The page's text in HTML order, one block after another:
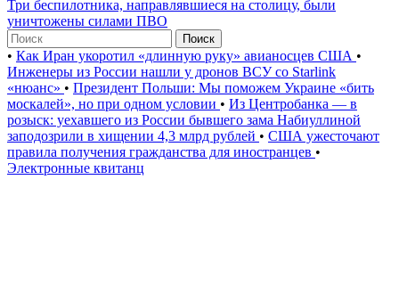
Три беспилотника, направлявшиеся на столицу, были
уничтожены силами ПВО
Поиск
• Как Иран укоротил «длинную руку» авианосцев США •
Инженеры из России нашли у дронов ВСУ со Starlink
«нюанс» • Президент Польши: Мы поможем Украине «бить
москалей», но при одном условии • Из Центробанка — в
розыск: уехавшего из России бывшего зама Набиуллиной
заподозрили в хищении 4,3 млрд рублей • США ужесточают
правила получения гражданства для иностранцев •
Электронные квитанц